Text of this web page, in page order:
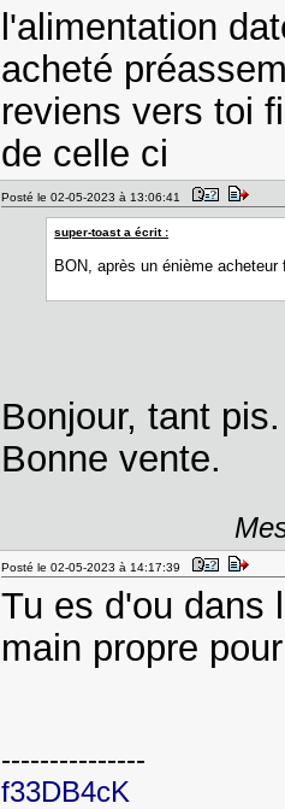
l'alimentation
acheté
reviens vers toi
de celle ci
Posté le 02-05-2023 à 13:06:41
super-toast a écrit :
BON, après un énième
Bonjour, tant pis.
Bonne vente.
Posté le 02-05-2023 à 14:17:39
Tu es d'ou dans
main propre
---------------
f33DB4cK